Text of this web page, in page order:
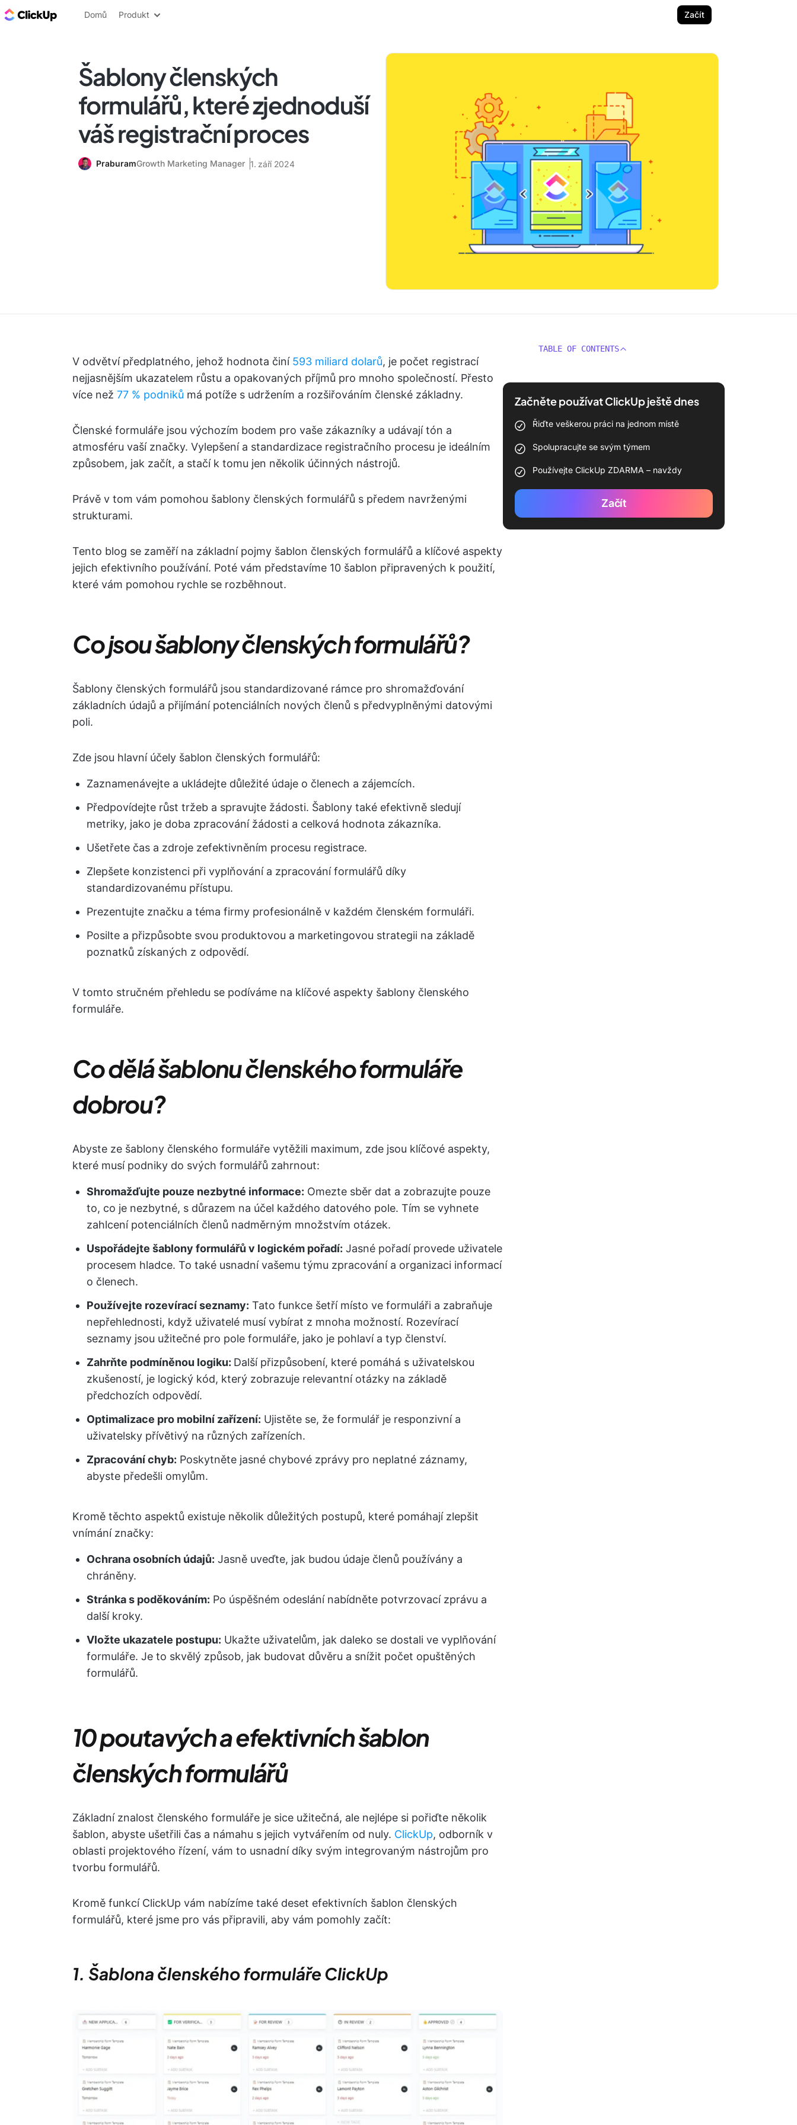
ClickUp blog
Domů Produkt Začít
Šablony členských
formulářů, které zjednoduší
váš registrační proces
PraburamGrowth Marketing Manager 1. září 2024
V odvětví předplatného, jehož hodnota činí 593 miliard dolarů, je počet registrací
nejjasnějším ukazatelem růstu a opakovaných příjmů pro mnoho společností. Přesto
více než 77 % podniků má potíže s udržením a rozšiřováním členské základny.
Členské formuláře jsou výchozím bodem pro vaše zákazníky a udávají tón a
atmosféru vaší značky. Vylepšení a standardizace registračního procesu je ideálním
způsobem, jak začít, a stačí k tomu jen několik účinných nástrojů.
Právě v tom vám pomohou šablony členských formulářů s předem navrženými
strukturami.
Tento blog se zaměří na základní pojmy šablon členských formulářů a klíčové aspekty
jejich efektivního používání. Poté vám představíme 10 šablon připravených k použití,
které vám pomohou rychle se rozběhnout.
Co jsou šablony členských formulářů?
Šablony členských formulářů jsou standardizované rámce pro shromažďování
základních údajů a přijímání potenciálních nových členů s předvyplněnými datovými
poli.
Zde jsou hlavní účely šablon členských formulářů:
Zaznamenávejte a ukládejte důležité údaje o členech a zájemcích.
Předpovídejte růst tržeb a spravujte žádosti. Šablony také efektivně sledují
metriky, jako je doba zpracování žádosti a celková hodnota zákazníka.
Ušetřete čas a zdroje zefektivněním procesu registrace.
Zlepšete konzistenci při vyplňování a zpracování formulářů díky
standardizovanému přístupu.
Prezentujte značku a téma firmy profesionálně v každém členském formuláři.
Posilte a přizpůsobte svou produktovou a marketingovou strategii na základě
poznatků získaných z odpovědí.
V tomto stručném přehledu se podíváme na klíčové aspekty šablony členského
formuláře.
Co dělá šablonu členského formuláře
dobrou?
Abyste ze šablony členského formuláře vytěžili maximum, zde jsou klíčové aspekty,
které musí podniky do svých formulářů zahrnout:
Shromažďujte pouze nezbytné informace: Omezte sběr dat a zobrazujte pouze
to, co je nezbytné, s důrazem na účel každého datového pole. Tím se vyhnete
zahlcení potenciálních členů nadměrným množstvím otázek.
Uspořádejte šablony formulářů v logickém pořadí: Jasné pořadí provede uživatele
procesem hladce. To také usnadní vašemu týmu zpracování a organizaci informací
o členech.
Používejte rozevírací seznamy: Tato funkce šetří místo ve formuláři a zabraňuje
nepřehlednosti, když uživatelé musí vybírat z mnoha možností. Rozevírací
seznamy jsou užitečné pro pole formuláře, jako je pohlaví a typ členství.
Zahrňte podmíněnou logiku: Další přizpůsobení, které pomáhá s uživatelskou
zkušeností, je logický kód, který zobrazuje relevantní otázky na základě
předchozích odpovědí.
Optimalizace pro mobilní zařízení: Ujistěte se, že formulář je responzivní a
uživatelsky přívětivý na různých zařízeních.
Zpracování chyb: Poskytněte jasné chybové zprávy pro neplatné záznamy,
abyste předešli omylům.
Kromě těchto aspektů existuje několik důležitých postupů, které pomáhají zlepšit
vnímání značky:
Ochrana osobních údajů: Jasně uveďte, jak budou údaje členů používány a
chráněny.
Stránka s poděkováním: Po úspěšném odeslání nabídněte potvrzovací zprávu a
další kroky.
Vložte ukazatele postupu: Ukažte uživatelům, jak daleko se dostali ve vyplňování
formuláře. Je to skvělý způsob, jak budovat důvěru a snížit počet opuštěných
formulářů.
10 poutavých a efektivních šablon
členských formulářů
Základní znalost členského formuláře je sice užitečná, ale nejlépe si pořiďte několik
šablon, abyste ušetřili čas a námahu s jejich vytvářením od nuly. ClickUp, odborník v
oblasti projektového řízení, vám to usnadní díky svým integrovaným nástrojům pro
tvorbu formulářů.
Kromě funkcí ClickUp vám nabízíme také deset efektivních šablon členských
formulářů, které jsme pro vás připravili, aby vám pomohly začít:
1. Šablona členského formuláře ClickUp
TABLE OF CONTENTS
Začněte používat ClickUp ještě dnes
Řiďte veškerou práci na jednom místě
Spolupracujte se svým týmem
Používejte ClickUp ZDARMA – navždy
Začít